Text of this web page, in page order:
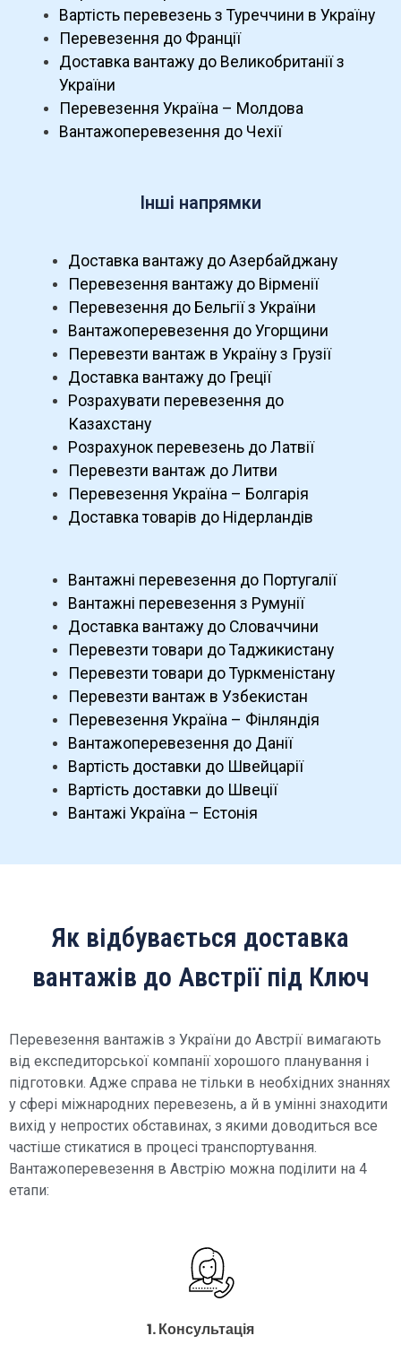
Вартість перевезень з Туреччини в Україну
Перевезення до Франції
Доставка вантажу до Великобританії з
України
Перевезення Україна – Молдова
Вантажоперевезення до Чехії
Інші напрямки
Доставка вантажу до Азербайджану
Перевезення вантажу до Вірменії
Перевезення до Бельгії з України
Вантажоперевезення до Угорщини
Перевезти вантаж в Україну з Грузії
Доставка вантажу до Греції
Розрахувати перевезення до
Казахстану
Розрахунок перевезень до Латвії
Перевезти вантаж до Литви
Перевезення Україна – Болгарія
Доставка товарів до Нідерландів
Вантажні перевезення до Португалії
Вантажні перевезення з Румунії
Доставка вантажу до Словаччини
Перевезти товари до Таджикистану
Перевезти товари до Туркменістану
Перевезти вантаж в Узбекистан
Перевезення Україна – Фінляндія
Вантажоперевезення до Данії
Вартість доставки до Швейцарії
Вартість доставки до Швеції
Вантажі Україна – Естонія
Як відбувається доставка
вантажів до Австрії під Ключ
Перевезення вантажів з України до Австрії вимагають
від експедиторської компанії хорошого планування і
підготовки. Адже справа не тільки в необхідних знаннях
у сфері міжнародних перевезень, а й в умінні знаходити
вихід у непростих обставинах, з якими доводиться все
частіше стикатися в процесі транспортування.
Вантажоперевезення в Австрію можна поділити на 4
етапи:
1. Консультація